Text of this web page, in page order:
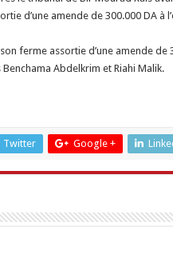
d’une amende de 300.000 DA à
ferme assortie d’une amende de
Abdelkrim et Riahi Malik.
Twitter Google +